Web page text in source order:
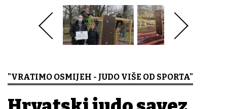
"VRATIMO OSMIJEH - JUDO VIŠE OD SPORTA"